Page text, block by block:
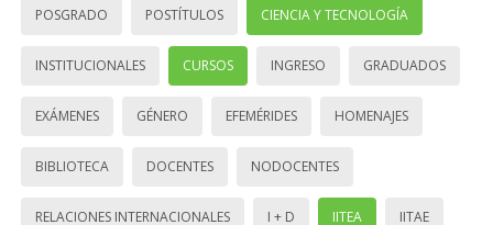
POSGRADO POSTÍTULOS CIENCIA Y TECNOLOGÍA
INSTITUCIONALES CURSOS INGRESO GRADUADOS
EXÁMENES GÉNERO EFEMÉRIDES HOMENAJES
BIBLIOTECA DOCENTES NODOCENTES
RELACIONES INTERNACIONALES I + D IITEA IITAE